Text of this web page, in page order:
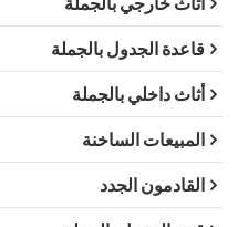
قاعدة الجدول بالجملة
أثاث داخلي بالجملة
المبيعات الساخنة
القادمون الجدد